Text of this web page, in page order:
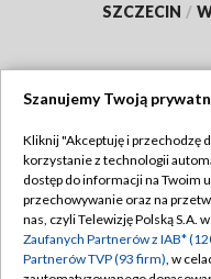
SZCZECIN /
Abonament TVP
Emisja w TVP
Centrum informacji
Szanujemy Twoją
Kliknij "Akceptuję i przechodzę
korzystanie z technologii
dostęp do informacji na Twoim
przechowywanie oraz na
nas, czyli Telewizję Polską S.A.
Zaufanych Partnerów z IAB*
Partnerów TVP (93 firm), w